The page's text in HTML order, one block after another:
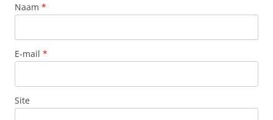
Naam *
E-mail *
Site